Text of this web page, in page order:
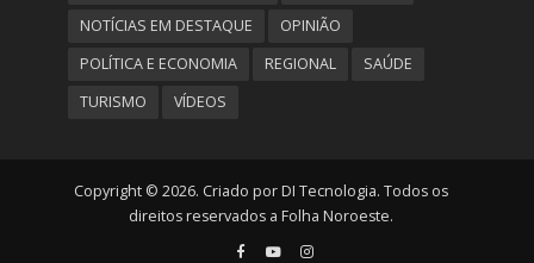
NOTÍCIAS EM DESTAQUE
OPINIÃO
POLÍTICA E ECONOMIA
REGIONAL
SAÚDE
TURISMO
VÍDEOS
Copyright © 2026. Criado por DI Tecnologia. Todos os
direitos reservados a Folha Noroeste.